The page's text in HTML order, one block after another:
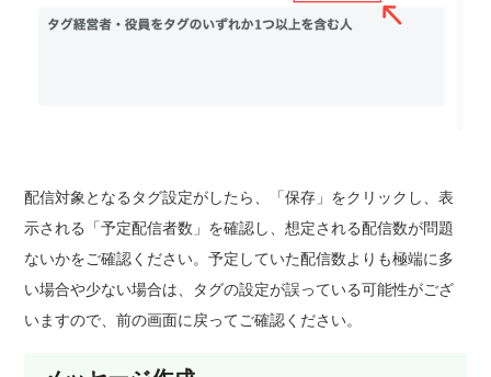
配信対象となるタグ設定がしたら、「保存」をクリックし、表
示される「予定配信者数」を確認し、想定される配信数が問題
ないかをご確認ください。予定していた配信数よりも極端に多
い場合や少ない場合は、タグの設定が誤っている可能性がござ
いますので、前の画面に戻ってご確認ください。